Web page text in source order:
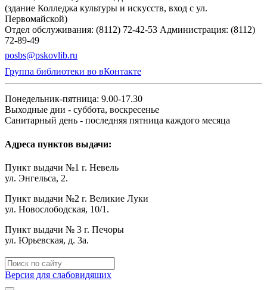
(здание Колледжа культуры и искусств, вход с ул.
Первомайской)
Отдел обслуживания: (8112) 72-42-53 Администрация: (8112)
72-89-49
posbs@pskovlib.ru
Группа библиотеки во вКонтакте
Понедельник-пятница: 9.00-17.30
Выходные дни - суббота, воскресенье
Санитарный день - последняя пятница каждого месяца
Адреса пунктов выдачи:
Пункт выдачи №1 г. Невель
ул. Энгельса, 2.
Пункт выдачи №2 г. Великие Луки
ул. Новослободская, 10/1.
Пункт выдачи № 3 г. Печоры
ул. Юрьевская, д. 3а.
Версия для слабовидящих